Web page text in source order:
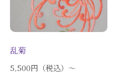
乱菊
5,500円（税込）〜